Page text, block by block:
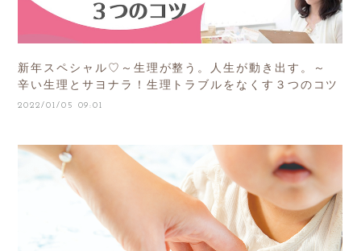
新年スペシャル♡～生理が整う。人生が動き出す。～
辛い生理とサヨナラ！生理トラブルをなくす３つのコツ
2022/01/05 09:01